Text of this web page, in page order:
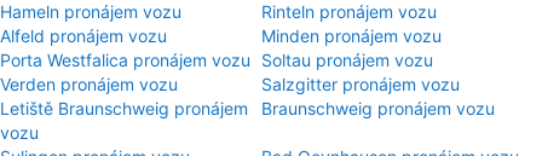
Hameln pronájem vozu
Rinteln pronájem vozu
Alfeld pronájem vozu
Minden pronájem vozu
Porta Westfalica pronájem vozu
Soltau pronájem vozu
Verden pronájem vozu
Salzgitter pronájem vozu
Letiště Braunschweig pronájem
vozu
Braunschweig pronájem vozu